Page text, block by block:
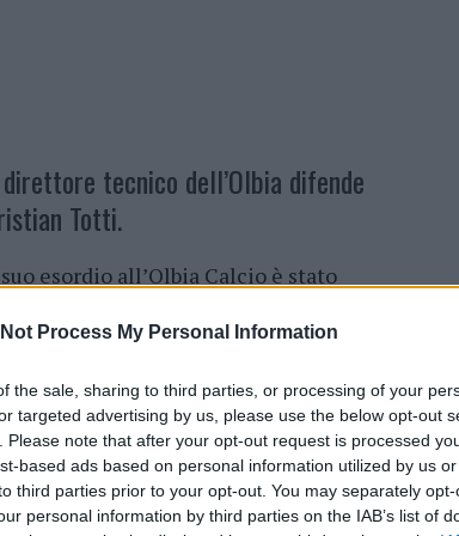
Not Process My Personal Information
the sale, sharing to third parties, or processing of your
targeted advertising by us, please use the below opt-out
Please note that after your opt-out request is processed
based ads based on personal information utilized by us
third parties prior to your opt-out. You may separately
personal information by third parties on the IAB’s list of
tecnico dell’Olbia difende
Totti.
esordio all’Olbia Calcio è stato
, con un nome noto e un presente
suo peso, con epiteti come “capitan
e la squadra ha assunto un
e uno psicologo.
anche: